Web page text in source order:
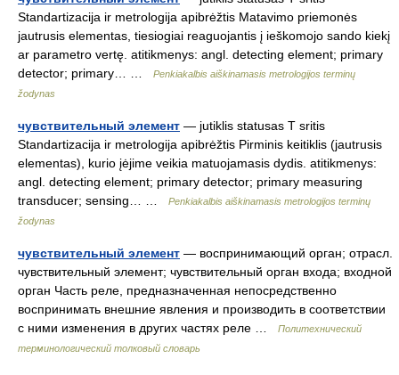
Standartizacija ir metrologija apibrėžtis Matavimo priemonės
jautrusis elementas, tiesiogiai reaguojantis į ieškomojo sando kiekį
ar parametro vertę. atitikmenys: angl. detecting element; primary
detector; primary… …
Penkiakalbis aiškinamasis metrologijos terminų
žodynas
чувствительный элемент — jutiklis statusas T sritis
Standartizacija ir metrologija apibrėžtis Pirminis keitiklis (jautrusis
elementas), kurio įėjime veikia matuojamasis dydis. atitikmenys:
angl. detecting element; primary detector; primary measuring
transducer; sensing… …
Penkiakalbis aiškinamasis metrologijos terminų
žodynas
чувствительный элемент — воспринимающий орган; отрасл.
чувствительный элемент; чувствительный орган входа; входной
орган Часть реле, предназначенная непосредственно
воспринимать внешние явления и производить в соответствии
с ними изменения в других частях реле …
Политехнический
терминологический толковый словарь